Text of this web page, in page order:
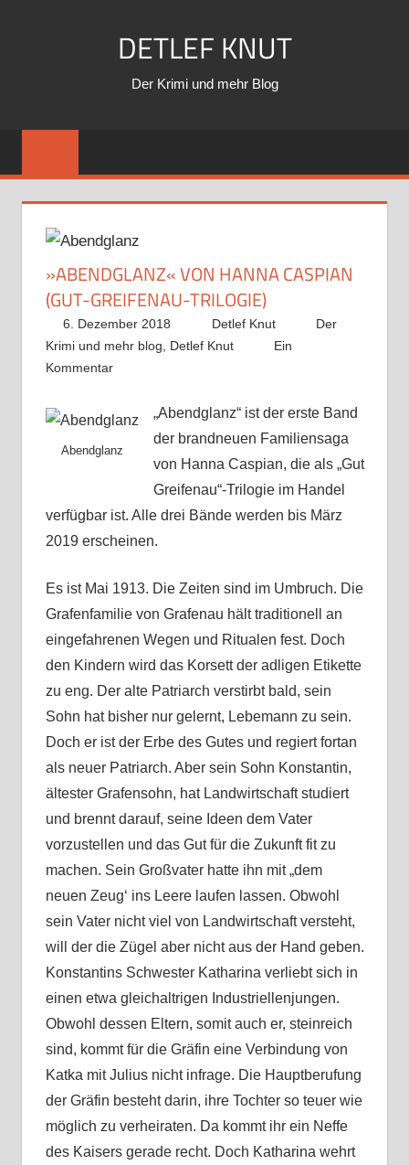
DETLEF KNUT
Der Krimi und mehr Blog
»ABENDGLANZ« VON HANNA CASPIAN
(GUT-GREIFENAU-TRILOGIE)
6. Dezember 2018 Detlef Knut
Der
Krimi und mehr blog, Detlef Knut
Ein
Kommentar
Abendglanz
„Abendglanz“ ist der erste Band
der brandneuen Familiensaga
von Hanna Caspian, die als „Gut
Greifenau“-Trilogie im Handel
verfügbar ist. Alle drei Bände werden bis März
2019 erscheinen.
Es ist Mai 1913. Die Zeiten sind im Umbruch. Die
Grafenfamilie von Grafenau hält traditionell an
eingefahrenen Wegen und Ritualen fest. Doch
den Kindern wird das Korsett der adligen Etikette
zu eng. Der alte Patriarch verstirbt bald, sein
Sohn hat bisher nur gelernt, Lebemann zu sein.
Doch er ist der Erbe des Gutes und regiert fortan
als neuer Patriarch. Aber sein Sohn Konstantin,
ältester Grafensohn, hat Landwirtschaft studiert
und brennt darauf, seine Ideen dem Vater
vorzustellen und das Gut für die Zukunft fit zu
machen. Sein Großvater hatte ihn mit „dem
neuen Zeug‘ ins Leere laufen lassen. Obwohl
sein Vater nicht viel von Landwirtschaft versteht,
will der die Zügel aber nicht aus der Hand geben.
Konstantins Schwester Katharina verliebt sich in
einen etwa gleichaltrigen Industriellenjungen.
Obwohl dessen Eltern, somit auch er, steinreich
sind, kommt für die Gräfin eine Verbindung von
Katka mit Julius nicht infrage. Die Hauptberufung
der Gräfin besteht darin, ihre Tochter so teuer wie
möglich zu verheiraten. Da kommt ihr ein Neffe
des Kaisers gerade recht. Doch Katharina wehrt